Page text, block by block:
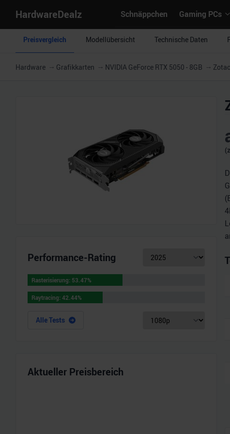
HardwareDealz Schnäppchen Gaming PCs
Preisvergleich Modellübersicht Technische Daten
Hardware Grafikkarten NVIDIA GeForce RTX 5050 - 8GB
Performance-Rating
Rasterisierung: 53.47%
Rasterisierung: 53.47%
Raytracing: 42.44%
Raytracing:42.44%
Alle Tests
Aktueller Preisbereich